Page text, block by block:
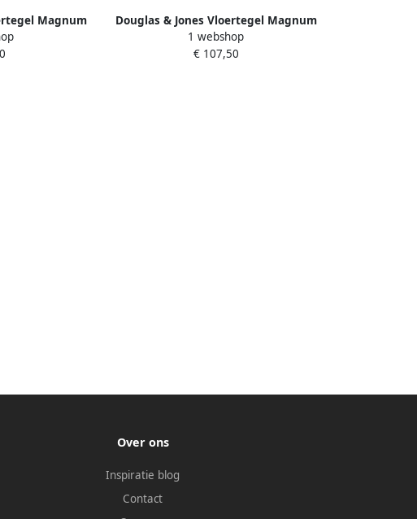
Magnum
Gerectificeerd
Douglas & Jones Vloertegel Magnum
120x120 cm Marmerlook Gerectificeerd
6 mm Gepolijst Emerald
1 webshop
€ 107,50
Over ons
Inspiratie blog
Contact